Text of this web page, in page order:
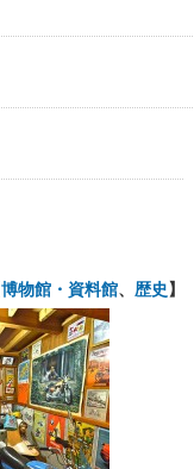
博物館・資料館、 歴史 】